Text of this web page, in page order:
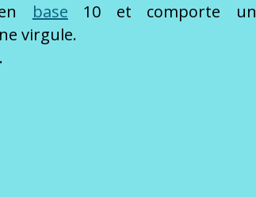
base 10 et comporte
virgule.